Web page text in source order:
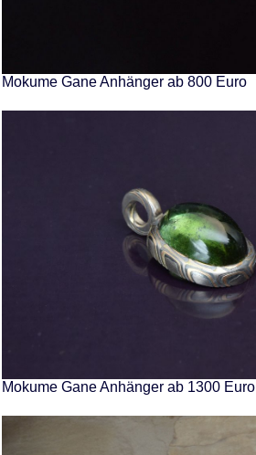
Mokume Gane Anhänger ab 800 Euro
Mokume Gane Anhänger ab 1300 Euro